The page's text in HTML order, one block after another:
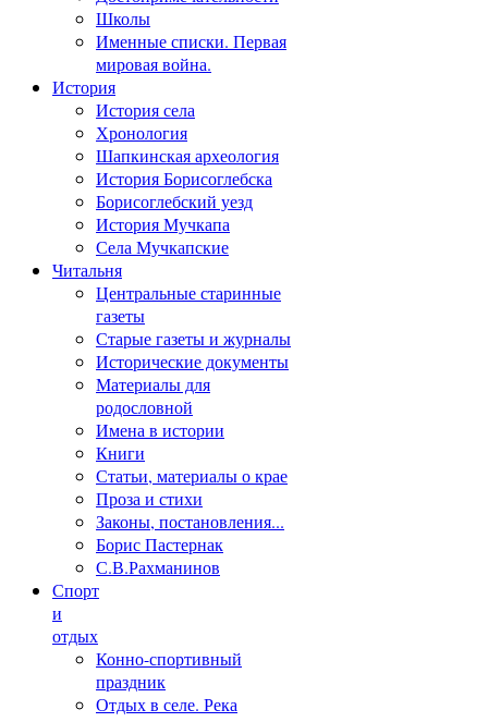
Школы
Именные списки. Первая
мировая война.
История
История села
Хронология
Шапкинская археология
История Борисоглебска
Борисоглебский уезд
История Мучкапа
Села Мучкапские
Читальня
Центральные старинные
газеты
Старые газеты и журналы
Исторические документы
Материалы для
родословной
Имена в истории
Книги
Статьи, материалы о крае
Проза и стихи
Законы, постановления...
Борис Пастернак
С.В.Рахманинов
Спорт
и
отдых
Конно-спортивный
праздник
Отдых в селе. Река